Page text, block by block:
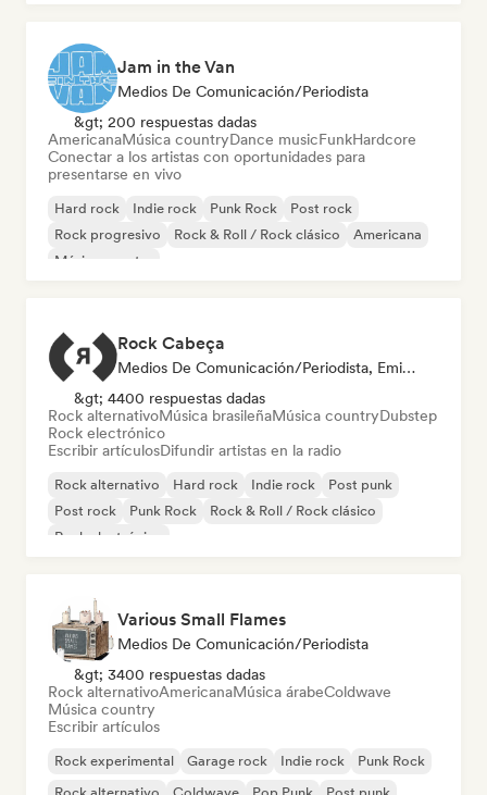
Jam in the Van
Medios De Comunicación/Periodista
&gt; 200 respuestas dadas
AmericanaMúsica countryDance musicFunkHardcore
Conectar a los artistas con oportunidades para
presentarse en vivo
Hard rock Indie rock Punk Rock
Post rock
Rock progresivo
Rock & Roll / Rock clásico
Americana
Música country
Rock Cabeça
Medios De Comunicación/Periodista, Emisoras De Radio
&gt; 4400 respuestas dadas
Rock alternativoMúsica brasileñaMúsica countryDubstep
Rock electrónico
Escribir artículosDifundir artistas en la radio
Rock alternativo Hard rock Indie rock
Post punk
Post rock
Punk Rock
Rock & Roll / Rock clásico
Rock electrónico
Various Small Flames
Medios De Comunicación/Periodista
&gt; 3400 respuestas dadas
Rock alternativoAmericanaMúsica árabeColdwave
Música country
Escribir artículos
Rock experimental Garage rock Indie rock
Punk Rock